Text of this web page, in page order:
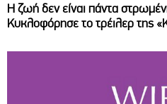
Η ζωή δεν είναι πάντα
Κυκλοφόρησε το τρέιλερ της